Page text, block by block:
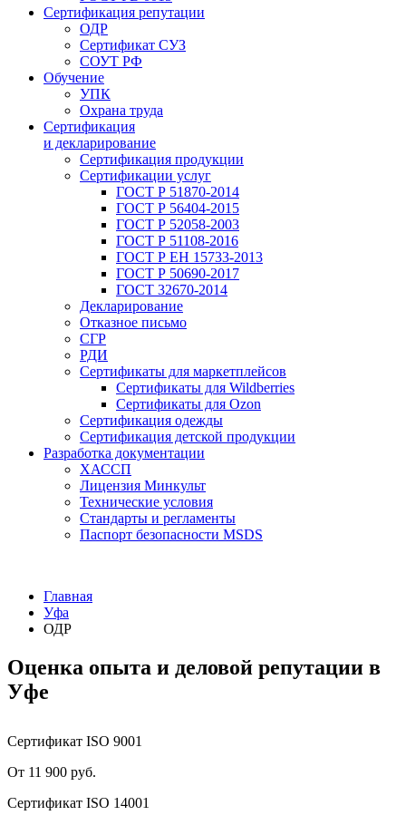
Сертификация репутации
ОДР
Сертификат СУЗ
СОУТ РФ
Обучение
УПК
Охрана труда
Сертификация
и декларирование
Сертификация продукции
Сертификации услуг
ГОСТ Р 51870-2014
ГОСТ Р 56404-2015
ГОСТ Р 52058-2003
ГОСТ Р 51108-2016
ГОСТ Р ЕН 15733-2013
ГОСТ Р 50690-2017
ГОСТ 32670-2014
Декларирование
Отказное письмо
СГР
РДИ
Сертификаты для маркетплейсов
Сертификаты для Wildberries
Сертификаты для Ozon
Сертификация одежды
Сертификация детской продукции
Разработка документации
ХАССП
Лицензия Минкульт
Технические условия
Стандарты и регламенты
Паспорт безопасности MSDS
Главная
Уфа
ОДР
Оценка опыта и деловой репутации в
Уфе
Сертификат ISO 9001
От 11 900 руб.
Сертификат ISO 14001